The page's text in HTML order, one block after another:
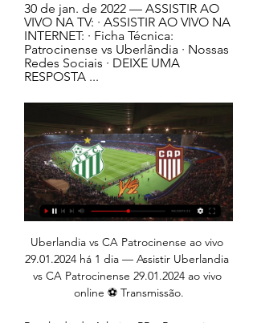
30 de jan. de 2022 — ASSISTIR AO
VIVO NA TV: · ASSISTIR AO VIVO NA
INTERNET: · Ficha Técnica:
Patrocinense vs Uberlândia · Nossas
Redes Sociais · DEIXE UMA
RESPOSTA ...
Uberlandia vs CA Patrocinense ao vivo 29.01.2024 há 1 dia — Assistir Uberlandia vs CA Patrocinense 29.01.2024 ao vivo online ⚽ Transmissão.

Resultado de Atlético-PR x Bragantino ao vivo (Campeonato Brasileiro) e placar do jogo atualizado minuto a minuto. Acompanhe o resultado da partida, saiba quem fez os gols, siga as estatísticas e escalações. Onde assistir o jogo com transmissão ao vivo de Atlético-PR x Bragantino pela TV ou rádio.

O Famalicão recebeu e venceu o FC Porto por 1-0, na segunda jornada do grupo A da Taça da Liga. Mauro Alonso foi o autor do único golo do encontro, que afastou os 'dragões' da competição.

Goiás x Crac - Transmissão ao vivo (27/03/2016) Neste domingo, dia 27 de março, às 10:00, horário de Brasília, no Estádio da Serrinha, em Goiânia, Goiás e Crac se enfrentam em partida válida pela 12ª rodada do Campeonato Goiano de 2016.

Benfica! Raul de Tomas a fazer o 0-3 e o segundo na conta pessoal. Golo muito fácil. Guardião da Briosa a entregar a bola ao avançado espanhol que fez o golo. 45+3' - Excelente movimento de Chiquinho na área da Académica, a rematar para defesa de Júlio Neiva e na recarga, Rafa falha de forma clamorosa e manda por cima.

O jogo entre Plácido de Castro x Andirá tem ares de forte emoção pelo Campeonato Acriano 2017, que se encaminha para o final do 1ºturno. Este duelo entre clube do interior, Plácido e participantes da capital, Andirá, marca uma luta pela reabilitação.

- Desaparecida –. 'Chem-En-Em' agita cidade entre Montanhas e Flores 'Creche Tia Augusta' promove Festa Junina 'Culto do amigo' valorizou a importância da amizade 'Ponte do Ita

Jogos hoje (29/01/24) ao vivo de futebol: onde assistir e há 1 hora — Confira onde assistir ao vivo aos jogos de futebol Jogos de hoje (29/01/2024) do Campeonato Mineiro. 20h - Uberlândia x Patrocinense - Nsports ...

Saiba como assistir transmissão minuto a minuto do jogo Sport x Imperatriz ao vivo hoje pela Copa do Nordeste 2020. Horário do jogo: 20h. Acompanhe todos os lances no tempo real da VAVEL Brasil!

O jogo Atlético-MG x Villa Nova acontece hoje (24), pelo Campeonato Mineiro. A partida terá transmissão, ao vivo, a partir de 17 horas, pela TV Globo para MG menos Juiz de Fora (com Rogério Correa, Bob Faria e Márcio Rezende Freitas) e Premiere e …

Campeonato Mineiro 2 X 2, UBERLÂNDIA. Antônio Guimarães de Almeida TOMBOS. ÁRBITRO HIEGER TULIO CARDOSO CA PATROCINENSE, 2 X 1, ATLÉTICO SAF. Pedro Alves do Nascimento

O Vasco da Gama pode garantir sua permanência definitiva na Série A nesta segunda-feira, quando encara o Goiás, em São Januário, em partida, válida pela 33ª rodada do Campeonato Brasileiro. Vasco e Goiás tem problemas para escalar suas equipes, já que não contam com Yago Pikachu e …

Portimonense vs Gil Vicente resultados de futebol ao vivo, segue o jogo com a melhor informação disponível, incluindo estatísticas, eventos e odds.

Patrocinense x Atlético-MG: horário e onde assistir ao jogo há 5 dias — O Galo está no Grupo B com Pouso Alegre, Uberlândia e Villa Nova. O Patrocinense está no Grupo C com Athletic Club, América-MG e Democrata-GV.

Com excelente relação custo-benefício, o modelo vem equipado com partida elétrica, rodas de liga leve, painel com marcadores de combustível, hodômetro e protetor de corrente, que aumenta a vida útil do sistema de transmissão da moto.

Porto dos Piratas Pizzaria Temática - Av. dos Descobrimentos 900, loja 2, 4760011 Vila Nova de Famalicão - Rated 4.3 based on 33 Reviews "Adorei , as...

Globoesporte.com. Assim, é possível detectar os jogos a serem mostrados pela RBS TV (afiliada Globo). São eles, Joinville x Avaí (1º de fevereiro, às 17h00), Marcílio Dias x Figueirense (4 de fevereiro, às 22h00) e Chapecoense x Criciúma (8 de fevereiro, às 17h00).

TRANSMISSÃO. FluTV realiza maior live de esporte da história do YouTube. SEJA SÓCIO. Isenção da taxa de adesão e joia até o fim de julho 2020. Olímpico. Tricolores do nado artístico embarcam para 'Missão Europa' Clube. Fluminense prorroga paralisação de atividades no clube até dia 31/07.

Posts sobre Penapolense escritos por pythontrooper. Coloque seu e-mail para receber novidades e notificações do Blog. Junte-se a 225 outros seguidores

Globoesporte.com. Assim, é possível detectar os jogos a serem mostrados pela RBS TV (afiliada Globo). São eles, Joinville x Avaí (1º de fevereiro, às 17h00), Marcílio Dias x Figueirense (4 de fevereiro, às 22h00) e Chapecoense x Criciúma (8 de fevereiro, às 17h00).

Newsletter: Receba todas as informações, notícias e convites que o Município de Vila Nova de Famalicão tem para si. Ao inserir o seu email está a dar-nos consentimento para o contactarmos no âmbito das atividades desenvolvidas pela Biblioteca Municipal e polos.

Confiança 2 x 0 Frei Paulistano - Campeonato Sergipano - 2018 - 6ª Rodada. Confiança e Frei Paulistano enfrentaram-se pela(o) 6ª Rodada do (a) Campeonato Sergipano - 2018. A partida aconteceu no dia 10/02/2018, as 18:00, horário de Brasília.

Uberlândia x Patrocinense | Rodada 2 | Campeonato Mineiro há 8 horas — Acompanhe o jogo Uberlândia x Patrocinense (Campeonato Mineiro, Rodada 2): escalação, fotos, vídeos, placar e lances da partida em tempo ...

⚽ Futebol Austrália - Austrália Ocidental - Premier League; Sorrento. Sorrento Postponed ECU Joondalup 2020-04-18 07:00. Estádio: Reserva Percy Doyle Round: 6

A Taça JK, o primeiro turno do Candangão já definiu seus semifinalistas, o Grêmio embala de vez depois da quarta vitória seguida, o Galo sofre, mas mantém a liderança invicta, o Palmeiras assume a liderança depois do tropeço do Corinthians e no Rio, o Botafogo venceu o clássico contra o Vasco.

Avaí U20 Chapecoense esultado ao vivo (e transmissão online) começa no dia 17 de nov de 2016 as 17:30 horário UTC como parte do U20 Catarinense, Serie A - Brazil. Aqui no SofaScore resultados ao vivo você pode encontrar todos as previsões de resultados do {homeTeamName} contra {awayTeamName} listadas por suas partidas em H2H.

Pedrinho deixou o Dragão sem marcar gol — Foto: Paulo Marcos / Atlético Goianiense Felipe André. Após duas vitórias consecutivas e folga até a próxima segunda-feira (17), o Atlético Goianiense dispensou o atacante Pedrinho, que chegou com status de "aposta" no clube rubro-negro e não vingou.

Foto: Bruno Cantini/Atlético-MG O Vila Nova anunciou, na manhã desta quarta-feira , o atacante Capixaba. Emprestado pelo Atlético Mineiro até o fim da temporada, o jogador de 21 anos é a oitava contratação colorada para 2019. Revelado pelo Galo, Capixaba atuou também pelo Ferroviário/SP, América Mineiro e Chapecoense. Em 2018, pelo Coelho, fez um gol em 10 jogos, e pela Chape, onde.

GRÊMIO X INTERNACIONAL - Jogo na casa do tricolor, mas o colorado vive um melhor momento e tem melhor time. INTERNACIONAL CEARÁ X BAHIA - Clássico nordestino de grande rivalidade, mas o alvinegro cearense joga em casa e com grande apoio da sua apaixonada torcida, o tricolor baiano vive dias conturbados com a saída do Jóbson.

Palmeiras x Sampaio Correa: acompanhe ao jogo AO VIVO online. De. Thiago Gomes - 30 de Maio de 2019. Palmeiras e Sampaio Correa se enfrentam pelas oitavas de final da Copa do Brasil 2019. O Verdão busca a classificação para as quartas. Na partida de ida, 1 a 0, gol de Moisés.

Recreativo Da Caála vs Petro De Luanda - Março 27, 2019 - Streaming em Directo e Programação de TV, Resultados ao Vivo, Notícias e Vídeos :: Live Soccer TV

Assistir Jogo ao vivo: Vasco x Chapecoense | Brasileirão 2019. Do mesmo modo o site Globo Esporte fará a narração ao vivo dos lances para todos, mas sem imagem. Simultaneamente o App Premiere Play, disponível para Android e IOS, fará a transmissão ao vivo para celulares, computadores e tablets.

Manaus – A partida de abertura do Campeonato Amazonense 2020 deu os primeiros três pontos ao atual campeão do estadual, o Manaus FC, que goleou o São Raimundo por 3 a 0, na noite desta terça-feira (21), na Arena da Amazônia, zona centro-oeste da capital amazonense. Os gols da partida foram marcados por Matheus Oliveira e Diogo Dolem no primeiro tempo.

2013 PRIDE OF 中四国は11月10日を持ちまして、終了しました。2013シーズンのチャンピオンは2年連続で徳島ヴォルティスとなりました。徳島ヴォルティスのみなさん、おめでとうございます！今シーズンも最後までピッチ上では熱い戦い、ピッチ外では、各県の観光交流・文化交流が行われ、大変.

Um operário desenrola o arame, o outro o endireita, um terceiro corta,. independente da raça ou espécie. É um estilo de vida que se preocupa basicamente em viver sem explorar outros seres e visa, principalmente,. Priorizou o transporte ferroviário,.

Atlético Clube Goianiense (@ACGOficial) August 13, 2020 Nesta quarta o que se viu em campo foi um Flamengo que em nada lembrou a equipe de 2019, que dominava e sufocava os adversários até.

Além disso, a equipe do Atlético-GO já marcou 17 gols neste duelo, enquanto o time do Anápolis balançou as redes adversárias 13 vezes. **Números do site oGol (somente jogos oficiais, não inclui partidas amistosas) Aqui no Futebol Stats você acompanha tudo sobre os campeonatos nacionais e os internacionais. Portanto, acesse nossa página para saber onde assistir os jogos de Futebol Ao.

O gabinete de imprensa, utilizado pelas emissoras de rádio para a transmissão de jogos ao vivo, agora tem denominação. O espaço recebeu o nome de Dagoberto Russomano Focaccia em homenagem ao advogado e radialista que se destacou, tanto na imprensa escrita quanto falada, como um dos mais importantes articulistas e incentivadores do esporte amador e…

Onde assistir Sada Cruzeiro x EMS Taubaté Funvic . Enquanto a primeira fase do torneio teve cobertura gratuita no Facebook do Sada Cruzeiro, os jogos decisivos desta noite serão transmitidos apenas no canal por assinatura SporTV2.. As partidas acontecerão na casa do time mineiro, o Ginásio do Riachão em Contagem (MG).

Joinville vs Brusque placar atual na liga brasiliense. Apresentamos os resultados em tempo real, escalações, artilheiros, estatísticas e a tabela do campeonato Resultados ao vivo

Onde assistir Patrocinense x Uberlândia Futebol AO VIVO 30 de jan. de 2022 — ASSISTIR AO VIVO NA TV: